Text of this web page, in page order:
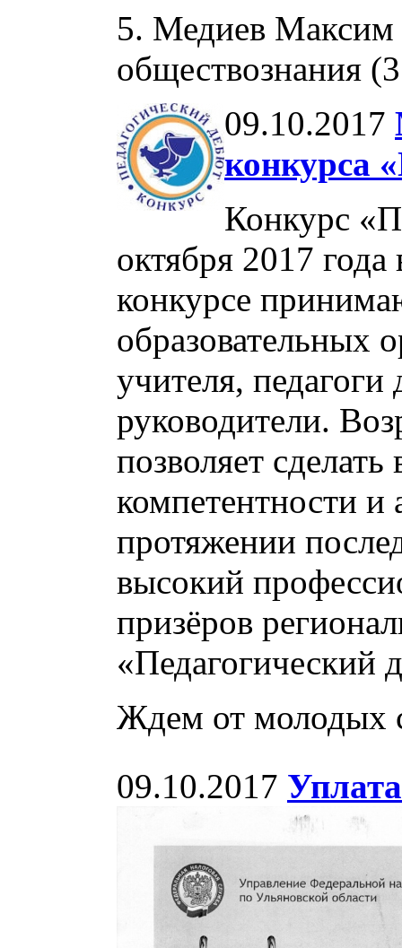
5. Медиев
обществознания
09.10.2017
конкурса
Конкурс
октября 2017
конкурсе
образовательных
учителя,
руководители.
позволяет
компетентности и
протяжении
высокий
призёров
«Педагогический
Ждем от молодых
09.10.2017